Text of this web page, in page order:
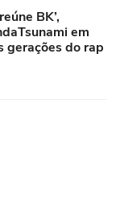
BK’,
em
gerações do rap